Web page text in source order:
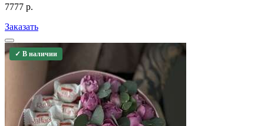
7777 р.
Заказать
✓ В наличии